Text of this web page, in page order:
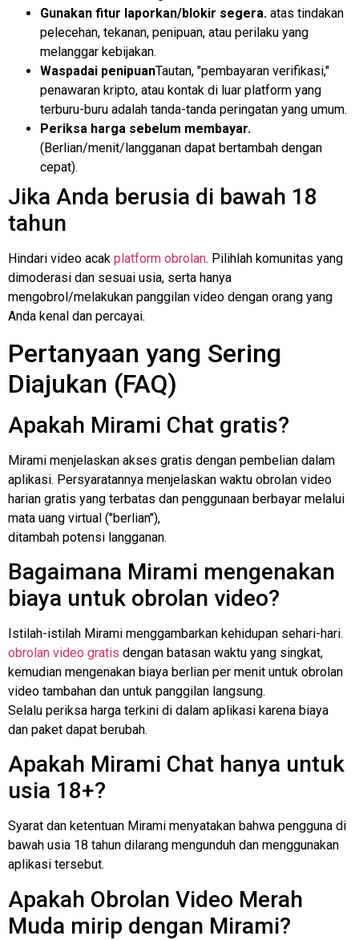
Gunakan fitur laporkan/blokir segera. atas tindakan
pelecehan, tekanan, penipuan, atau perilaku yang
melanggar kebijakan.
Waspadai penipuanTautan, "pembayaran verifikasi,"
penawaran kripto, atau kontak di luar platform yang
terburu-buru adalah tanda-tanda peringatan yang umum.
Periksa harga sebelum membayar.
(Berlian/menit/langganan dapat bertambah dengan
cepat).
Jika Anda berusia di bawah 18
tahun
Hindari video acak platform obrolan. Pilihlah komunitas yang
dimoderasi dan sesuai usia, serta hanya
mengobrol/melakukan panggilan video dengan orang yang
Anda kenal dan percayai.
Pertanyaan yang Sering
Diajukan (FAQ)
Apakah Mirami Chat gratis?
Mirami menjelaskan akses gratis dengan pembelian dalam
aplikasi. Persyaratannya menjelaskan waktu obrolan video
harian gratis yang terbatas dan penggunaan berbayar melalui
mata uang virtual ("berlian"),
ditambah potensi langganan.
Bagaimana Mirami mengenakan
biaya untuk obrolan video?
Istilah-istilah Mirami menggambarkan kehidupan sehari-hari.
obrolan video gratis dengan batasan waktu yang singkat,
kemudian mengenakan biaya berlian per menit untuk obrolan
video tambahan dan untuk panggilan langsung.
Selalu periksa harga terkini di dalam aplikasi karena biaya
dan paket dapat berubah.
Apakah Mirami Chat hanya untuk
usia 18+?
Syarat dan ketentuan Mirami menyatakan bahwa pengguna di
bawah usia 18 tahun dilarang mengunduh dan menggunakan
aplikasi tersebut.
Apakah Obrolan Video Merah
Muda mirip dengan Mirami?